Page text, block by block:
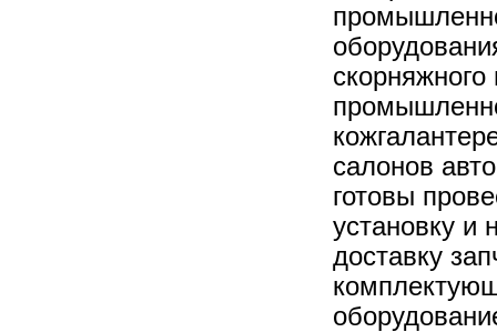
салонов
готовы
установку и
доставку